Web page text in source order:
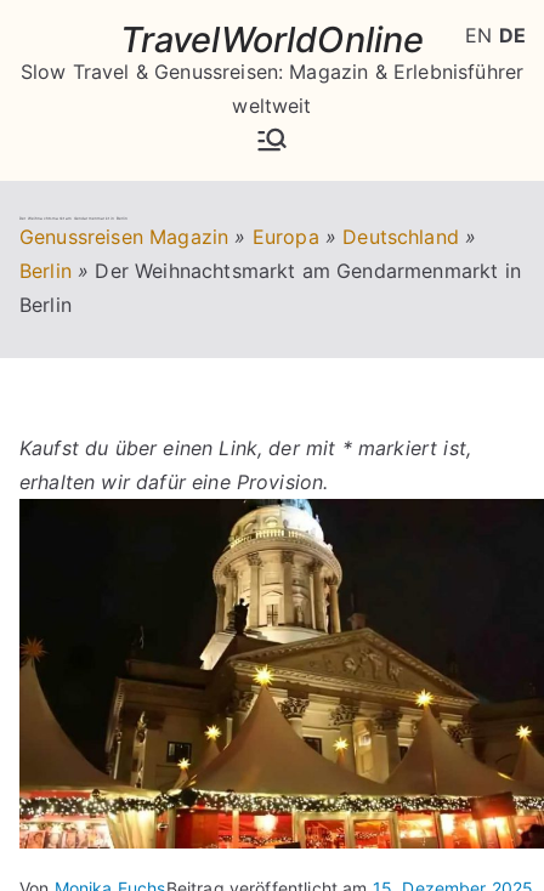
springen
TravelWorldOnline
Slow Travel & Genussreisen: Magazin & Erlebnisführer
weltweit
Der Weihnachtsmarkt am Gendarmenmarkt in Berlin
Genussreisen Magazin » Europa » Deutschland »
Berlin » Der Weihnachtsmarkt am Gendarmenmarkt in
Berlin
Kaufst du über einen Link, der mit * markiert ist,
erhalten wir dafür eine Provision.
EN DE